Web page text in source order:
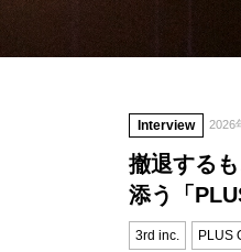
Interview 2026
撤退する
添う「
3rd inc. PLUS